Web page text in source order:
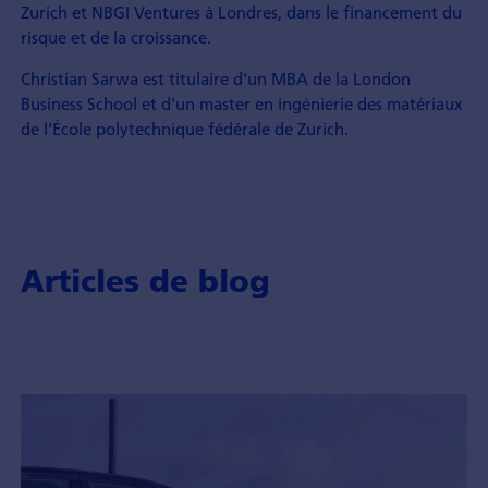
Zurich et NBGI Ventures à Londres, dans le financement du
risque et de la croissance.
Christian Sarwa est titulaire d'un MBA de la London
Business School et d'un master en ingénierie des matériaux
de l'École polytechnique fédérale de Zurich.
Articles de blog